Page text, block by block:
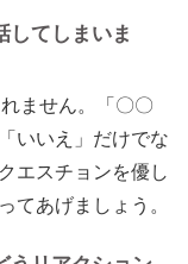
してしまいま
ません。「〇〇
いいえ」だけでな
エスチョンを優し
てあげましょう。